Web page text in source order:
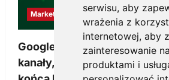
serwisu, aby
wrażenia z
internetowej, aby
zainteresowanie
produktami i
Marketing
Google Ads, SEO i analityka –
kanały, żeby reklama